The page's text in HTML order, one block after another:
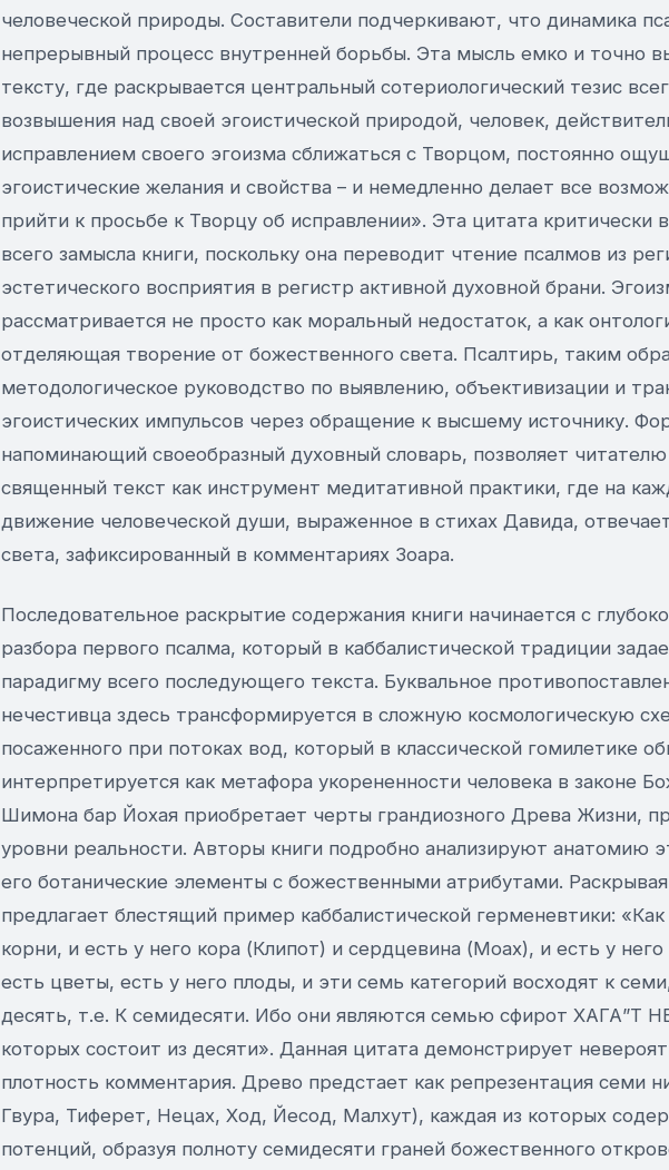
человеческой природы. Составители подчеркивают, что динамика
непрерывный процесс внутренней борьбы. Эта мысль емко и точно
тексту, где раскрывается центральный сотериологический тезис
возвышения над своей эгоистической природой, человек,
исправлением своего эгоизма сближаться с Творцом, постоянно
эгоистические желания и свойства – и немедленно делает все
прийти к просьбе к Творцу об исправлении». Эта цитата критически
всего замысла книги, поскольку она переводит чтение псалмов из
эстетического восприятия в регистр активной духовной брани.
рассматривается не просто как моральный недостаток, а как
отделяющая творение от божественного света. Псалтирь, таким
методологическое руководство по выявлению, объективизации и
эгоистических импульсов через обращение к высшему источнику.
напоминающий своеобразный духовный словарь, позволяет читателю
священный текст как инструмент медитативной практики, где на
движение человеческой души, выраженное в стихах Давида,
света, зафиксированный в комментариях Зоара.
Последовательное раскрытие содержания книги начинается с
разбора первого псалма, который в каббалистической традиции
парадигму всего последующего текста. Буквальное
нечестивца здесь трансформируется в сложную космологическую
посаженного при потоках вод, который в классической гомилетике
интерпретируется как метафора укорененности человека в законе
Шимона бар Йохая приобретает черты грандиозного Древа Жизни,
уровни реальности. Авторы книги подробно анализируют анатомию
его ботанические элементы с божественными атрибутами. Раскрывая
предлагает блестящий пример каббалистической герменевтики:
корни, и есть у него кора (Клипот) и сердцевина (Моах), и есть у него
есть цветы, есть у него плоды, и эти семь категорий восходят к
десять, т.е. К семидесяти. Ибо они являются семью сфирот ХАГА”Т
которых состоит из десяти». Данная цитата демонстрирует
плотность комментария. Древо предстает как репрезентация семи
Гвура, Тиферет, Нецах, Ход, Йесод, Малхут), каждая из которых
потенций, образуя полноту семидесяти граней божественного